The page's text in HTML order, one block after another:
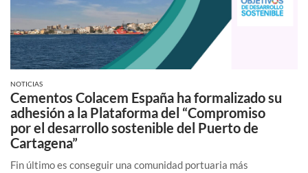
NOTICIAS
Cementos Colacem España ha formalizado su
adhesión a la Plataforma del “Compromiso
por el desarrollo sostenible del Puerto de
Cartagena”
Fin último es conseguir una comunidad portuaria más